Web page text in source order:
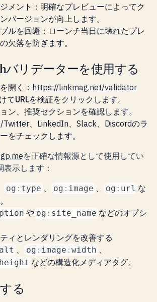
メント ：明確なプレビューによってク
バージョンが向上します。
ルを回避 ：ローンチ当日に壊れたプレ
欠落を防ぎます。
バリデーターを使用する
開く： https://linkmag.net/validator
てURLを検証をクリックします。
ン、 推奨セクションを確認します。
Twitter、LinkedIn、Slack、Discordのラ
をチェックします。
を正確な情報源として使用してい
示します：
og : type 、 og : image 、 og : url な
や og : site_name などのオプシ
ィとレンダリングを改善する
alt 、 og : image : width 、
height などの構造化メディアタグ。
る